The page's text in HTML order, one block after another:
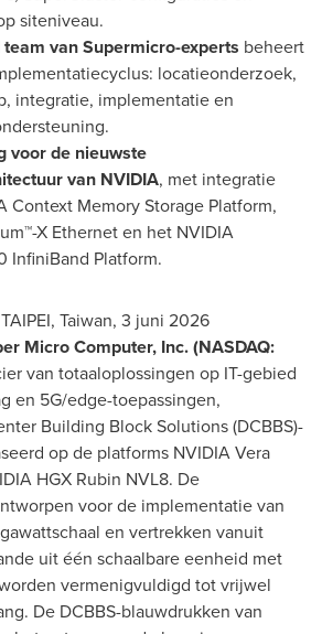
siteniveau.
van Supermicro-experts beheert
locatieonderzoek,
integratie, implementatie en
voor de nieuwste
van NVIDIA, met integratie
Context Memory Storage Platform,
X Ethernet en het NVIDIA
InfiniBand Platform.
Taiwan, 3 juni 2026
Micro Computer, Inc. (NASDAQ:
van totaaloplossingen op IT-gebied
en 5G/edge-toepassingen,
Building Block Solutions (DCBBS)-
op de platforms NVIDIA Vera
HGX Rubin NVL8. De
voor de implementatie van
en vertrekken vanuit
uit één schaalbare eenheid met
worden vermenigvuldigd tot vrijwel
De DCBBS-blauwdrukken van